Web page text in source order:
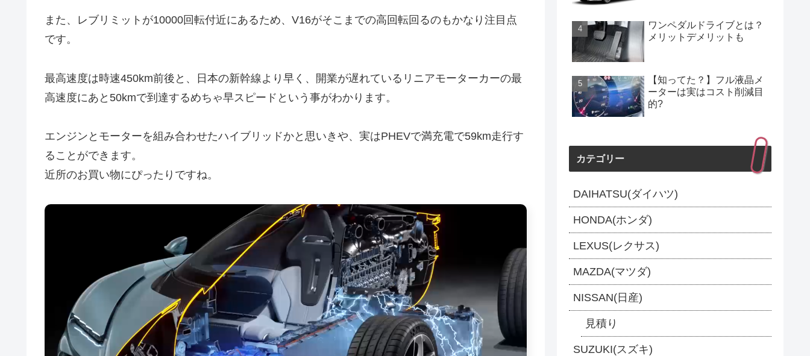
また、レブリミットが10000回転付近にあるため、V16がそこまでの高回転回るのもかなり注目点
です。
最高速度は時速450km前後と、日本の新幹線より早く、開業が遅れているリニアモーターカーの最
高速度にあと50kmで到達するめちゃ早スピードという事がわかります。
エンジンとモーターを組み合わせたハイブリッドかと思いきや、実はPHEVで満充電で59km走行す
ることができます。
近所のお買い物にぴったりですね。
ワンペダルドライブとは？
メリットデメリットも
【知ってた？】フル液晶メ
ーターは実はコスト削減目
的?
カテゴリー
DAIHATSU(ダイハツ)
HONDA(ホンダ)
LEXUS(レクサス)
MAZDA(マツダ)
NISSAN(日産)
見積り
SUZUKI(スズキ)